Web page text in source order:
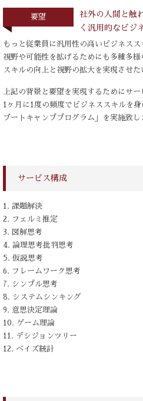
要望
社外の人間と触
く汎用的なビジ
もっと従業員に汎用性の高いビジネスス
視野や可能性を拡げるためにも多種多様
スキルの向上と視野の拡大を実現させた
上記の背景と要望を実現するためにサー
1ヶ月に1度の頻度でビジネススキルを
ブートキャンププログラム」を実施致し
サービス構成
1. 課題解決
2. フェルミ推定
3. 図解思考
4. 論理思考批判思考
5. 仮説思考
6. フレームワーク思考
7. シンプル思考
8. システムシンキング
9. 意思決定理論
10. ゲーム理論
11. デシジョンツリー
12. ベイズ統計